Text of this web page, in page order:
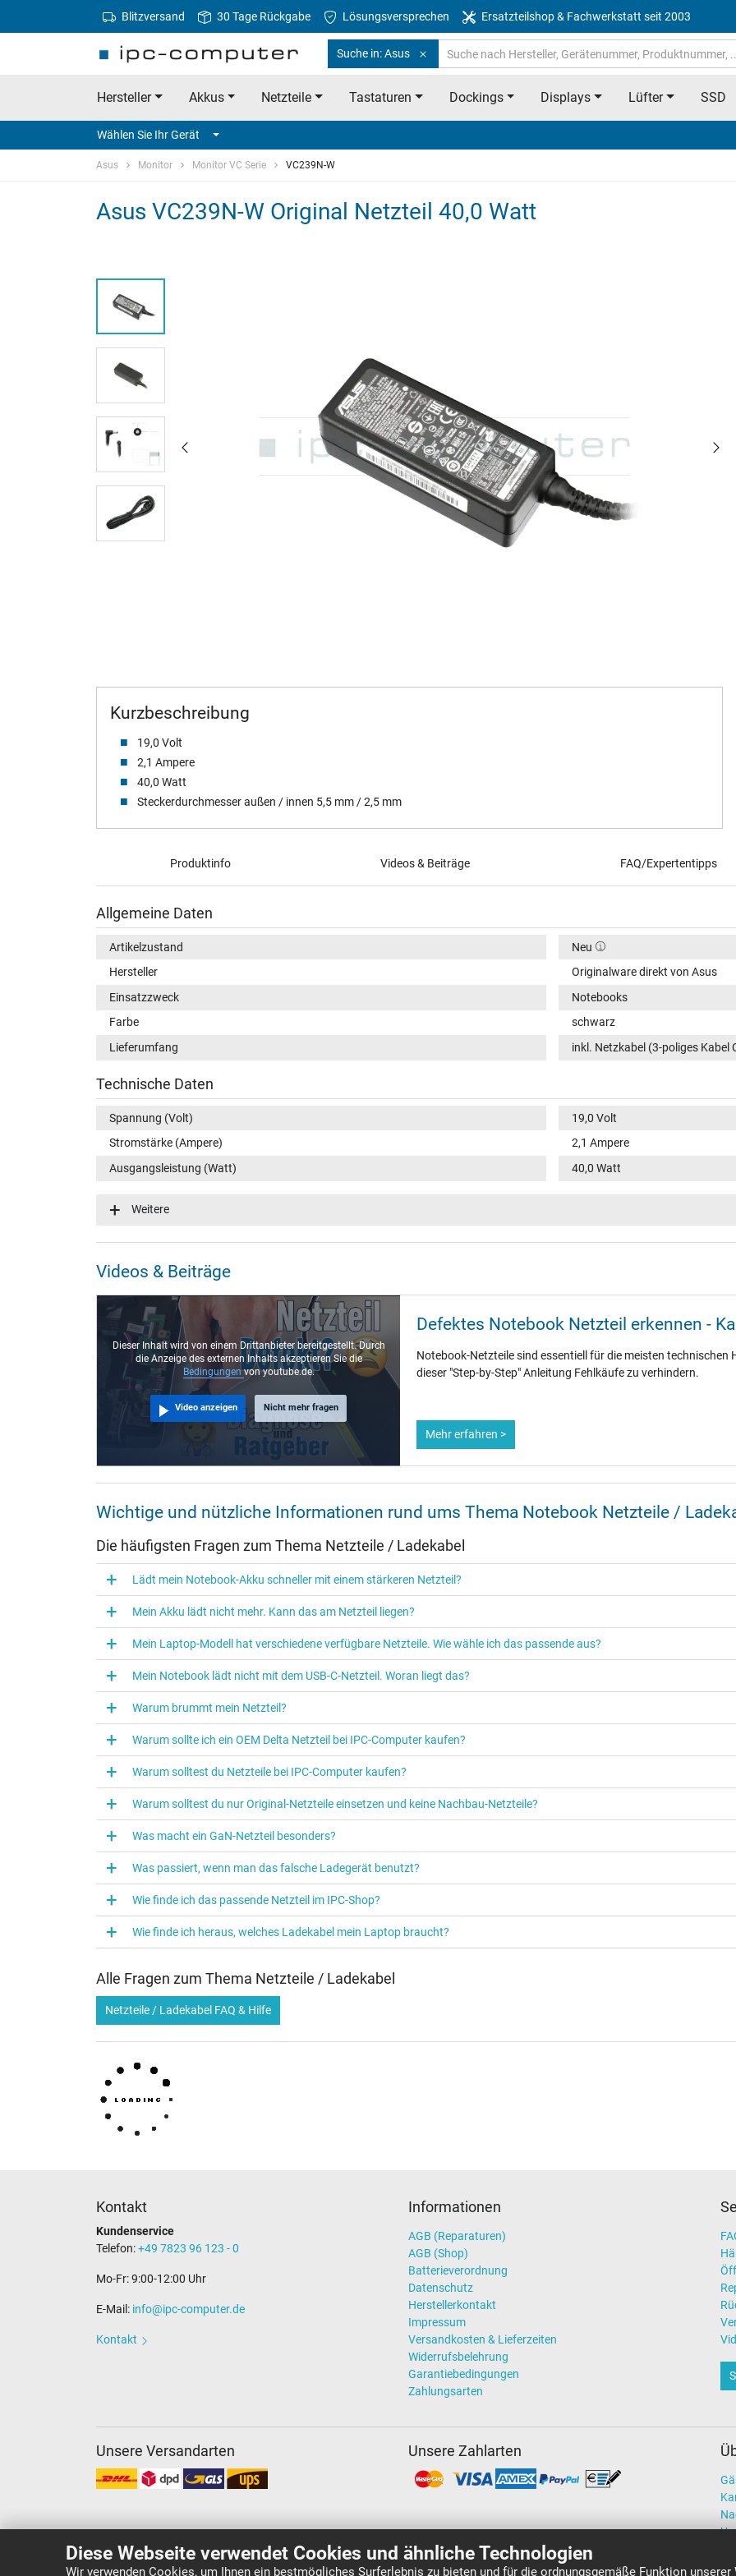
Diese Webseite verwendet Cookies und ähnliche Technologien
Wir verwenden Cookies, um Ihnen ein bestmögliches Surferlebnis zu bieten und für die ordnungsgemäße Funktion unserer
Blitzversand 30 Tage Rückgabe Lösungsversprechen Ersatzteilshop & Fachwerkstatt seit 2003
Suche in: Asus
Hersteller Akkus Netzteile Tastaturen Dockings Displays Lüfter SSD
Wählen Sie Ihr Gerät
Asus Monitor Monitor VC Serie VC239N-W
Asus VC239N-W Original Netzteil 40,0 Watt
Kurzbeschreibung
19,0 Volt
2,1 Ampere
40,0 Watt
Steckerdurchmesser außen / innen 5,5 mm / 2,5 mm
Produktinfo Videos & Beiträge FAQ/Expertentipps
Allgemeine Daten
Artikelzustand
Neu
Hersteller
Originalware direkt von Asus
Einsatzzweck
Notebooks
Farbe
schwarz
Lieferumfang
inkl. Netzkabel (3-poliges Kabel
Technische Daten
Spannung (Volt)
19,0 Volt
Stromstärke (Ampere)
2,1 Ampere
Ausgangsleistung (Watt)
40,0 Watt
Energieeffizienz
Steckerlänge (mm)
Steckerdurchmesser außen / innen
Stift im Stecker
Nein
Länge Anschlusskabel (m) (ca.)
Prüfsiegel
TÜV Argentina Certificado
TÜV Geprüfte Sicherheit
UL Listed
Ukraine Safety
Kategorisierung
Kategorie
Netzteil
Verwendung
Notebook / Laptop
Weitere
Videos & Beiträge
Dieser Inhalt wird von einem Drittanbieter bereitgestellt. Durch
die Anzeige des externen Inhalts akzeptieren Sie die
Bedingungenvon youtube.de.
Video anzeigen Nicht mehr fragen
Defektes Notebook Netzteil erkennen -
Notebook-Netzteile sind essentiell für die meisten
dieser "Step-by-Step" Anleitung Fehlkäufe zu verhindern.
Mehr erfahren >
Wichtige und nützliche Informationen rund ums Thema Notebook Netzteile /
Die häufigsten Fragen zum Thema Netzteile / Ladekabel
Lädt mein Notebook-Akku schneller mit einem stärkeren Netzteil?
Mein Akku lädt nicht mehr. Kann das am Netzteil liegen?
Mein Laptop-Modell hat verschiedene verfügbare Netzteile. Wie wähle ich das passende aus?
Mein Notebook lädt nicht mit dem USB-C-Netzteil. Woran liegt das?
Warum brummt mein Netzteil?
Warum sollte ich ein OEM Delta Netzteil bei IPC‑Computer kaufen?
Warum solltest du Netzteile bei IPC‑Computer kaufen?
Warum solltest du nur Original-Netzteile einsetzen und keine Nachbau-Netzteile?
Was macht ein GaN-Netzteil besonders?
Was passiert, wenn man das falsche Ladegerät benutzt?
Wie finde ich das passende Netzteil im IPC-Shop?
Wie finde ich heraus, welches Ladekabel mein Laptop braucht?
Alle Fragen zum Thema Netzteile / Ladekabel
Netzteile / Ladekabel FAQ & Hilfe
Kontakt
Kundenservice
Telefon:+49 7823 96 123 - 0
Mo-Fr: 9:00-12:00 Uhr
E-Mail: info@ipc-computer.de
Kontakt
Informationen
AGB (Reparaturen)
AGB (Shop)
Batterieverordnung
Datenschutz
Herstellerkontakt
Impressum
Versandkosten & Lieferzeiten
Widerrufsbelehrung
Garantiebedingungen
Zahlungsarten
Unsere Versandarten Unsere Zahlarten